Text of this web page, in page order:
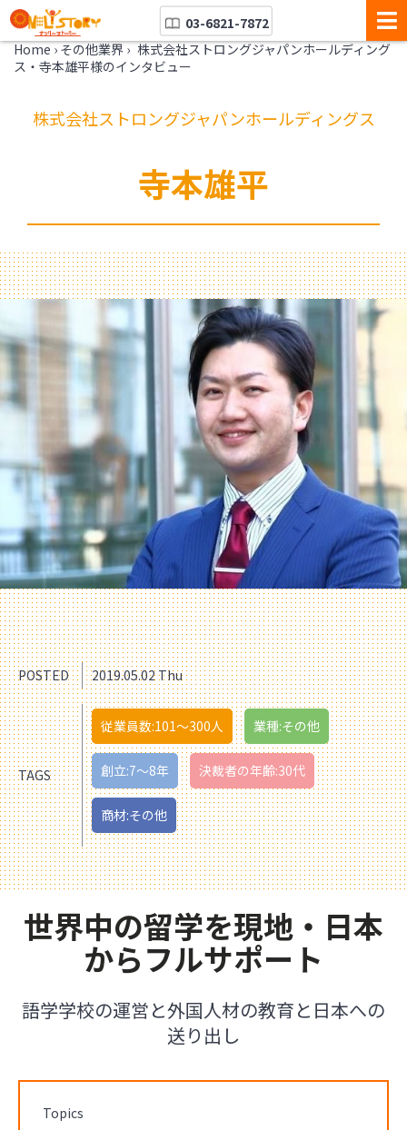
03-6821-7872
Home › その他業界 › 株式会社ストロングジャパンホールディング
ス・寺本雄平様のインタビュー
株式会社ストロングジャパンホールディングス
寺本雄平
POSTED 2019.05.02 Thu
TAGS
従業員数:101〜300人 業種:その他
創立:7〜8年 決裁者の年齢:30代
商材:その他
世界中の留学を現地・日本
からフルサポート
語学学校の運営と外国人材の教育と日本への
送り出し
Topics